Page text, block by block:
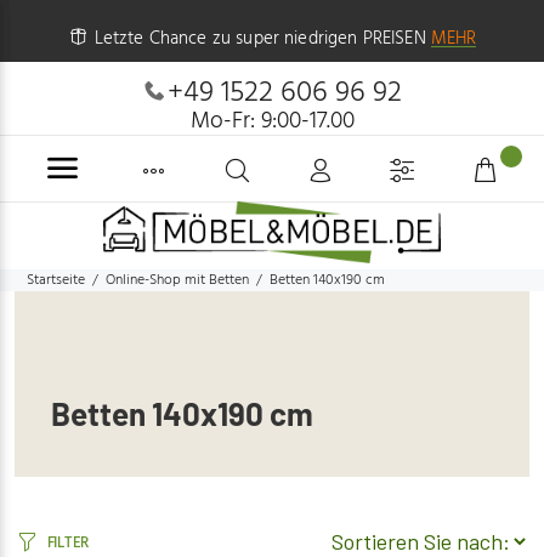
Letzte Chance zu super niedrigen PREISEN MEHR
+49 1522 606 96 92
Mo-Fr: 9:00-17.00
Startseite Online-Shop mit Betten Betten 140x190 cm
Betten 140x190 cm
FILTER